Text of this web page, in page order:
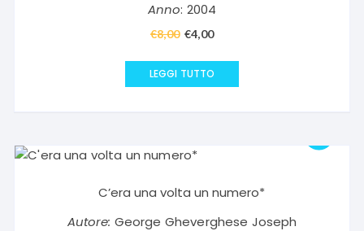
Anno: 2004
€8,00 Il
originale
€4,00Il
attuale
LEGGI TUTTO
C’era una volta un numero*
Autore: George Gheverghese Joseph